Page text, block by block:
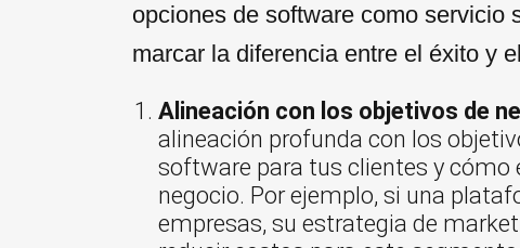
opciones de software como servicio
marcar la diferencia entre el éxito y
Alineación con los objetivos de
alineación profunda con los
software para tus clientes y cómo
negocio. Por ejemplo, si una
empresas, su estrategia de